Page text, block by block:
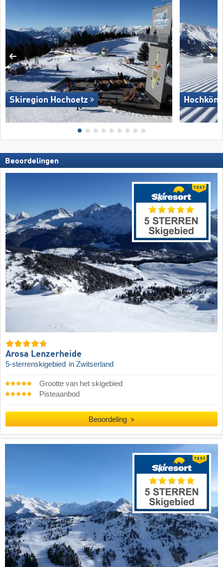
Skiregion Hochoetz
Beoordelingen
Arosa Lenzerheide
5-sterrenskigebied in Zwitserland
Grootte van het skigebied
Pisteaanbod
Beoordeling